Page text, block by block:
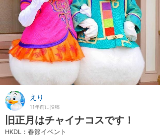
えり
11年前に投稿
旧正月はチャイナコスです！
HKDL：春節イベント